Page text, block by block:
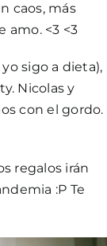
caos, más
amo. <3 <3
sigo a dieta),
Nicolas y
con el gordo.
regalos irán
:P Te